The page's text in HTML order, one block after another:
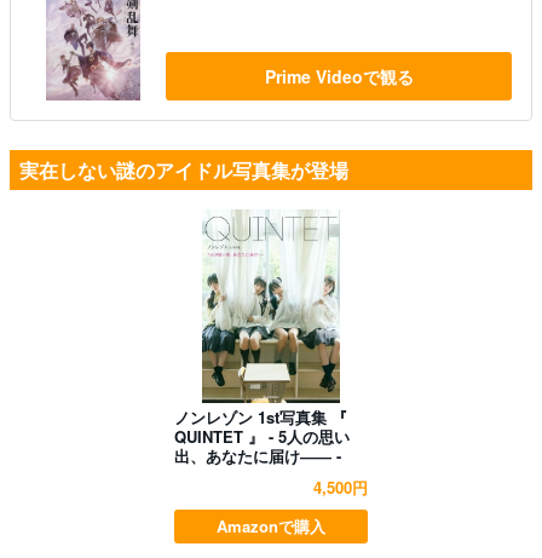
Prime Videoで観る
実在しない謎のアイドル写真集が登場
ノンレゾン 1st写真集 『
QUINTET 』 - 5人の思い
出、あなたに届け―― -
4,500円
Amazonで購入